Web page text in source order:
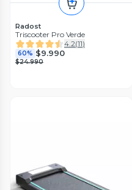
Radost
Triscooter Pro Verde
4.2(11)
60% $9.990
$24.990